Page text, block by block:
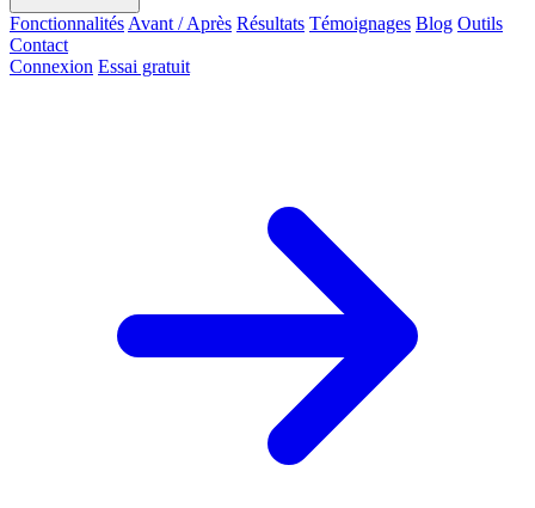
Fonctionnalités Avant / Après Résultats Témoignages Blog Outils
Contact
Connexion Essai gratuit